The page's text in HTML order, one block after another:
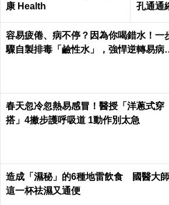
康 Health
孔通通
容易疲倦、病不停？因為你喝錯水！一
驟自製排毒「鹼性水」，強悍逆轉易病
春天忽冷忽熱易感冒！醫授「洋蔥式穿
搭」4撇步護呼吸道 1動作別太急
造成「濕秘」的6種地雷飲食 國醫大
這一杯祛濕又通便